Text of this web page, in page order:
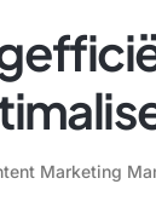
Marketing